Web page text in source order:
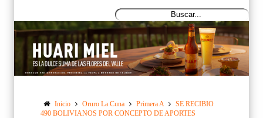
Inicio Oruro La Cuna Primera A
SE RECIBIO
490 BOLIVIANOS POR CONCEPTO DE APORTES